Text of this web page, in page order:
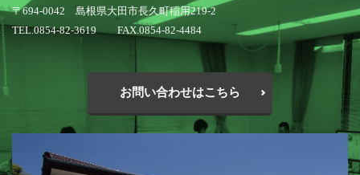
〒694-0042 島根県大田市長久町稲用219-2
TEL.0854-82-3619 FAX.0854-82-4484
お問い合わせはこちら